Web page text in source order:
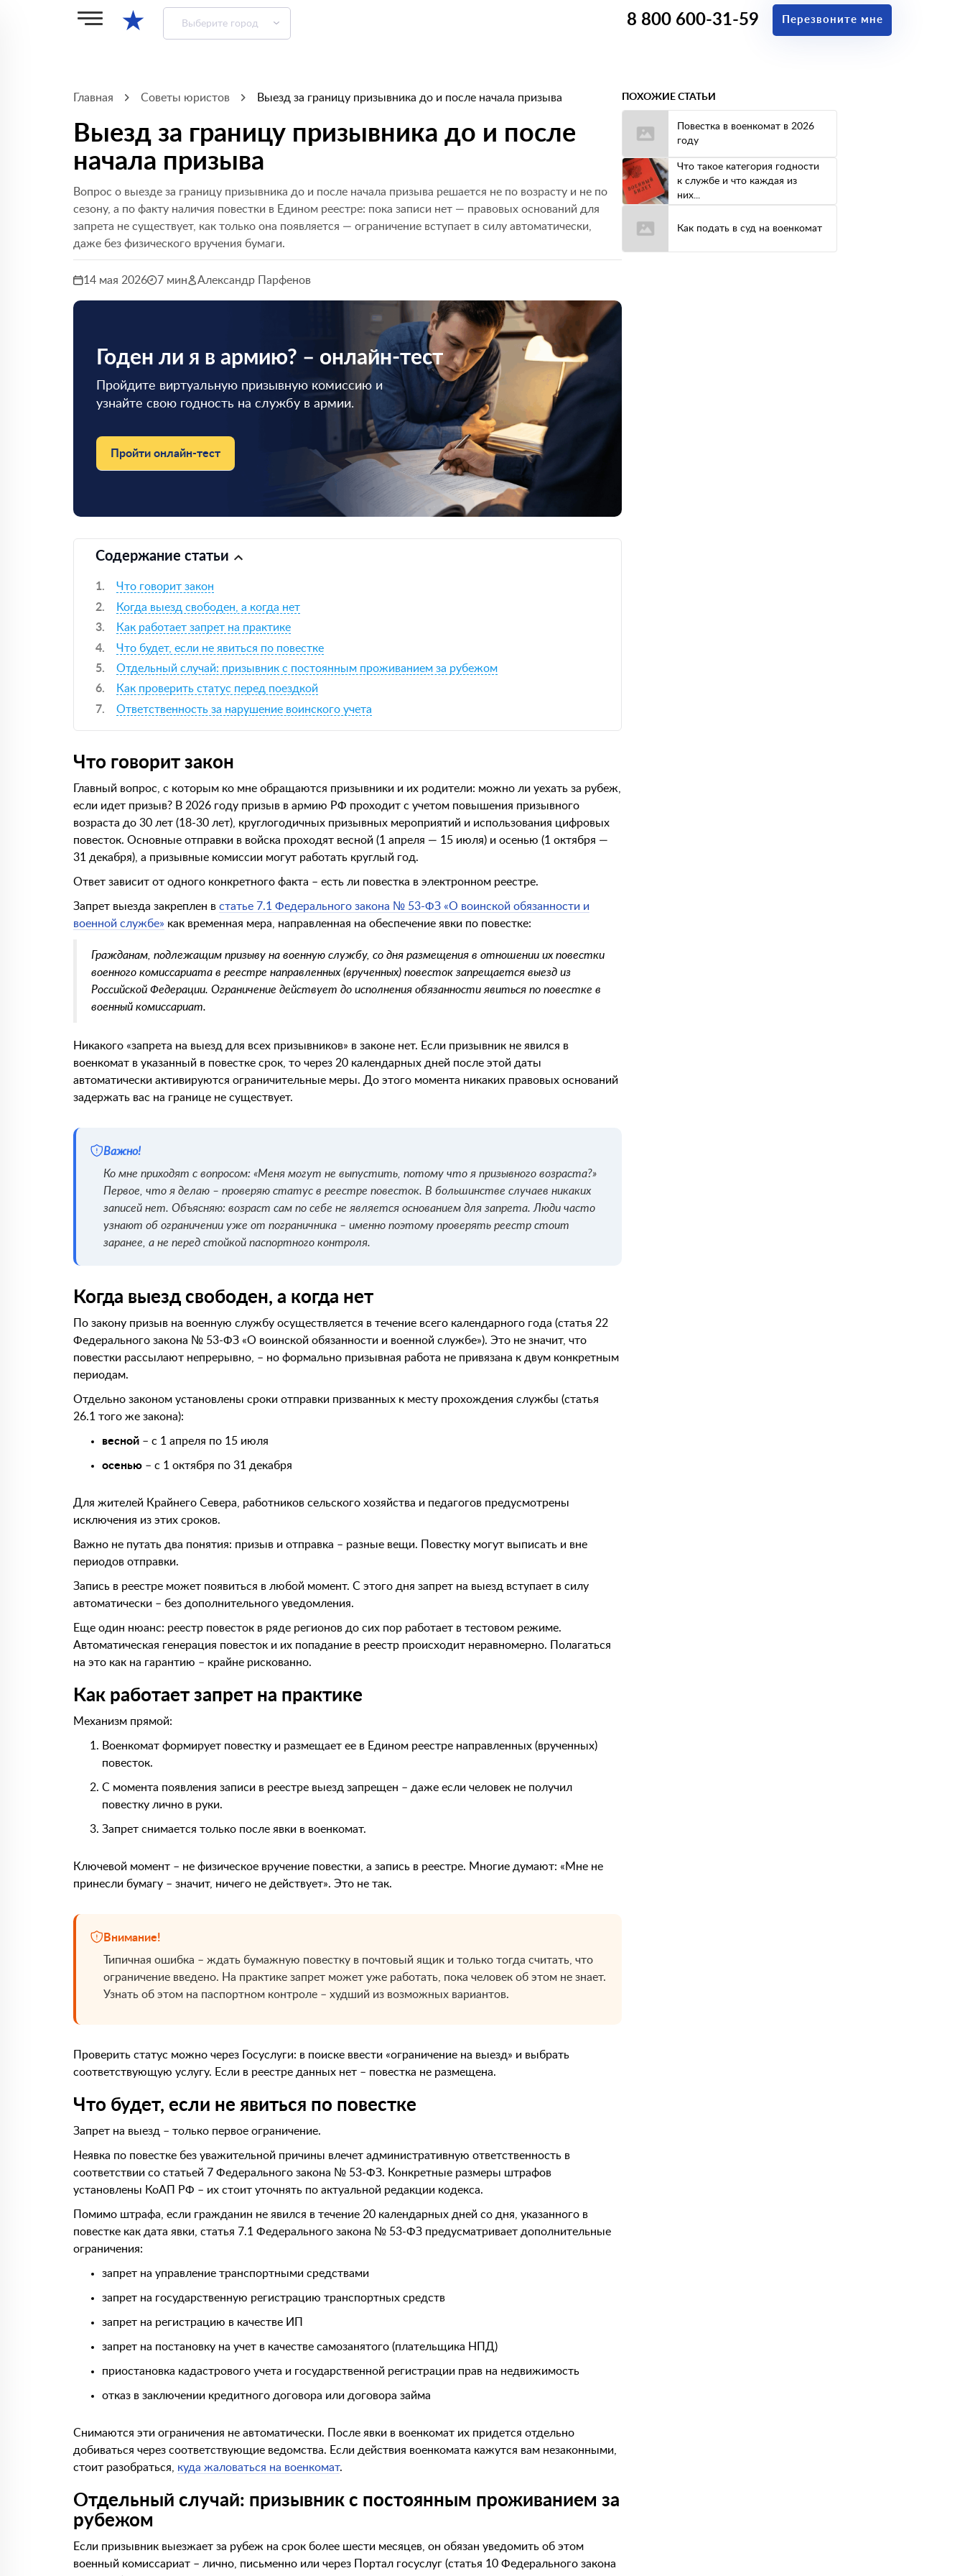
★ Выберите город 8 800 600-31-59 Перезвоните мне
Главная Советы юристов Выезд за границу призывника до и после начала призыва
Выезд за границу призывника до и после
начала призыва
Вопрос о выезде за границу призывника до и после начала призыва решается не по возрасту и не по
сезону, а по факту наличия повестки в Едином реестре: пока записи нет — правовых оснований для
запрета не существует, как только она появляется — ограничение вступает в силу автоматически,
даже без физического вручения бумаги.
14 мая 2026 7 мин Александр Парфенов
Годен ли я в армию? – онлайн-тест
Пройдите виртуальную призывную комиссию и
узнайте свою годность на службу в армии.
Пройти онлайн-тест
Содержание статьи
Что говорит закон
Когда выезд свободен, а когда нет
Как работает запрет на практике
Что будет, если не явиться по повестке
Отдельный случай: призывник с постоянным проживанием за рубежом
Как проверить статус перед поездкой
Ответственность за нарушение воинского учета
Что говорит закон
Главный вопрос, с которым ко мне обращаются призывники и их родители: можно ли уехать за рубеж,
если идет призыв? В 2026 году призыв в армию РФ проходит с учетом повышения призывного
возраста до 30 лет (18-30 лет), круглогодичных призывных мероприятий и использования цифровых
повесток. Основные отправки в войска проходят весной (1 апреля — 15 июля) и осенью (1 октября —
31 декабря), а призывные комиссии могут работать круглый год.
Ответ зависит от одного конкретного факта – есть ли повестка в электронном реестре.
Запрет выезда закреплен в статье 7.1 Федерального закона № 53-ФЗ «О воинской обязанности и
военной службе» как временная мера, направленная на обеспечение явки по повестке:
Гражданам, подлежащим призыву на военную службу, со дня размещения в отношении их повестки
военного комиссариата в реестре направленных (врученных) повесток запрещается выезд из
Российской Федерации. Ограничение действует до исполнения обязанности явиться по повестке в
военный комиссариат.
Никакого «запрета на выезд для всех призывников» в законе нет. Если призывник не явился в
военкомат в указанный в повестке срок, то через 20 календарных дней после этой даты
автоматически активируются ограничительные меры. До этого момента никаких правовых оснований
задержать вас на границе не существует.
Важно!
Ко мне приходят с вопросом: «Меня могут не выпустить, потому что я призывного возраста?»
Первое, что я делаю – проверяю статус в реестре повесток. В большинстве случаев никаких
записей нет. Объясняю: возраст сам по себе не является основанием для запрета. Люди часто
узнают об ограничении уже от пограничника – именно поэтому проверять реестр стоит
заранее, а не перед стойкой паспортного контроля.
Когда выезд свободен, а когда нет
По закону призыв на военную службу осуществляется в течение всего календарного года (статья 22
Федерального закона № 53-ФЗ «О воинской обязанности и военной службе»). Это не значит, что
повестки рассылают непрерывно, – но формально призывная работа не привязана к двум конкретным
периодам.
Отдельно законом установлены сроки отправки призванных к месту прохождения службы (статья
26.1 того же закона):
весной – с 1 апреля по 15 июля
осенью – с 1 октября по 31 декабря
Для жителей Крайнего Севера, работников сельского хозяйства и педагогов предусмотрены
исключения из этих сроков.
Важно не путать два понятия: призыв и отправка – разные вещи. Повестку могут выписать и вне
периодов отправки.
Запись в реестре может появиться в любой момент. С этого дня запрет на выезд вступает в силу
автоматически – без дополнительного уведомления.
Еще один нюанс: реестр повесток в ряде регионов до сих пор работает в тестовом режиме.
Автоматическая генерация повесток и их попадание в реестр происходит неравномерно. Полагаться
на это как на гарантию – крайне рискованно.
Как работает запрет на практике
Механизм прямой:
Военкомат формирует повестку и размещает ее в Едином реестре направленных (врученных)
повесток.
С момента появления записи в реестре выезд запрещен – даже если человек не получил
повестку лично в руки.
Запрет снимается только после явки в военкомат.
Ключевой момент – не физическое вручение повестки, а запись в реестре. Многие думают: «Мне не
принесли бумагу – значит, ничего не действует». Это не так.
Внимание!
Типичная ошибка – ждать бумажную повестку в почтовый ящик и только тогда считать, что
ограничение введено. На практике запрет может уже работать, пока человек об этом не знает.
Узнать об этом на паспортном контроле – худший из возможных вариантов.
Проверить статус можно через Госуслуги: в поиске ввести «ограничение на выезд» и выбрать
соответствующую услугу. Если в реестре данных нет – повестка не размещена.
Что будет, если не явиться по повестке
Запрет на выезд – только первое ограничение.
Неявка по повестке без уважительной причины влечет административную ответственность в
соответствии со статьей 7 Федерального закона № 53-ФЗ. Конкретные размеры штрафов
установлены КоАП РФ – их стоит уточнять по актуальной редакции кодекса.
Помимо штрафа, если гражданин не явился в течение 20 календарных дней со дня, указанного в
повестке как дата явки, статья 7.1 Федерального закона № 53-ФЗ предусматривает дополнительные
ограничения:
запрет на управление транспортными средствами
запрет на государственную регистрацию транспортных средств
запрет на регистрацию в качестве ИП
запрет на постановку на учет в качестве самозанятого (плательщика НПД)
приостановка кадастрового учета и государственной регистрации прав на недвижимость
отказ в заключении кредитного договора или договора займа
Снимаются эти ограничения не автоматически. После явки в военкомат их придется отдельно
добиваться через соответствующие ведомства. Если действия военкомата кажутся вам незаконными,
стоит разобраться, куда жаловаться на военкомат.
Отдельный случай: призывник с постоянным проживанием за
рубежом
Если призывник выезжает за рубеж на срок более шести месяцев, он обязан уведомить об этом
военный комиссариат – лично, письменно или через Портал госуслуг (статья 10 Федерального закона
ПОХОЖИЕ СТАТЬИ
Повестка в военкомат в 2026
году
Что такое категория годности
к службе и что каждая из
них...
Как подать в суд на военкомат